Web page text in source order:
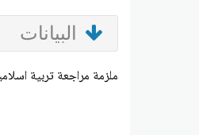
البيانات
ملزمة مراجعة تربية